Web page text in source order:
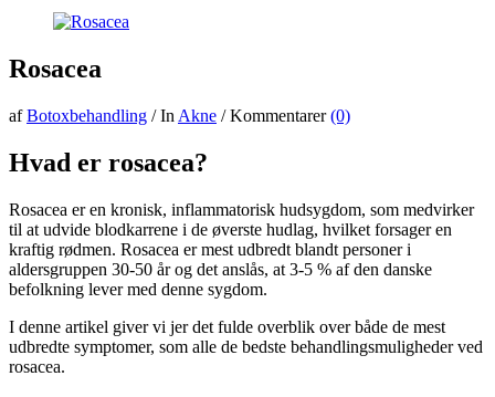
Rosacea
afBotoxbehandling / In Akne / Kommentarer(0)
Hvad er rosacea?
Rosacea er en kronisk, inflammatorisk hudsygdom, som medvirker
til at udvide blodkarrene i de øverste hudlag, hvilket forsager en
kraftig rødmen. Rosacea er mest udbredt blandt personer i
aldersgruppen 30-50 år og det anslås, at 3-5 % af den danske
befolkning lever med denne sygdom.
I denne artikel giver vi jer det fulde overblik over både de mest
udbredte symptomer, som alle de bedste behandlingsmuligheder ved
rosacea.